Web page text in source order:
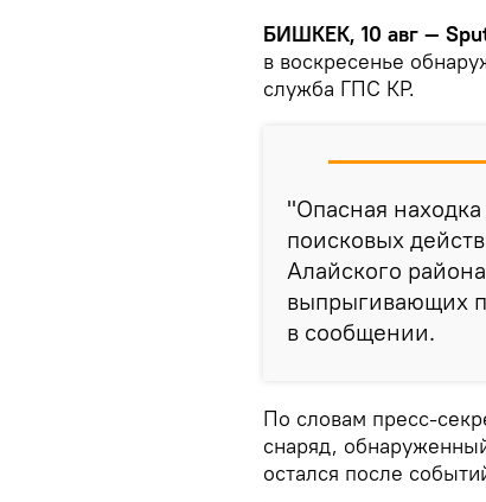
БИШКЕК, 10 авг —
в воскресенье
служба ГПС КР.
"Опасная
поисковых
Алайского
выпрыгивающих
в сообщении.
По словам пресс-
снаряд,
остался после